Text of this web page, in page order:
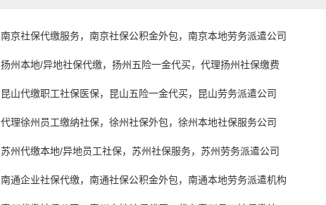
南京社保代缴服务，南京社保公积金外包，南京本地劳务派遣公司
扬州本地/异地社保代缴，扬州五险一金代买，代理扬州社保缴费
昆山代缴职工社保医保，昆山五险一金代买，昆山劳务派遣公司
代理徐州员工缴纳社保，徐州社保外包，徐州本地社保服务公司
苏州代缴本地/异地员工社保，苏州社保服务，苏州劳务派遣公司
南通企业社保代缴，南通社保公积金外包，南通本地劳务派遣机构